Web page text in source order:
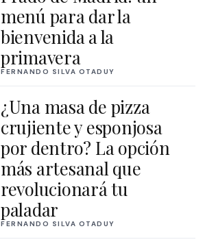
menú para dar la
bienvenida a la
primavera
FERNANDO SILVA OTADUY
¿Una masa de pizza
crujiente y esponjosa
por dentro? La opción
más artesanal que
revolucionará tu
paladar
FERNANDO SILVA OTADUY